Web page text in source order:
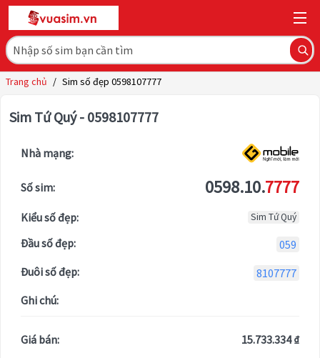
Trang chủ / Sim số đẹp 0598107777
Sim Tứ Quý - 0598107777
Nhà mạng:
Số sim: 0598.10.7777
Kiểu số đẹp: Sim Tứ Quý
Đầu số đẹp:
059
Đuôi số đẹp:
8107777
Ghi chú:
Giá bán: 15.733.334 ₫